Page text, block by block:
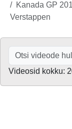
Kanada GP
Verstappen
Videosid kokku: